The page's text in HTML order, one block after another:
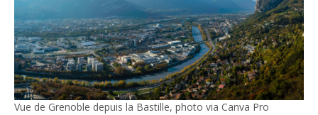
Vue de Grenoble depuis la Bastille, photo via Canva Pro